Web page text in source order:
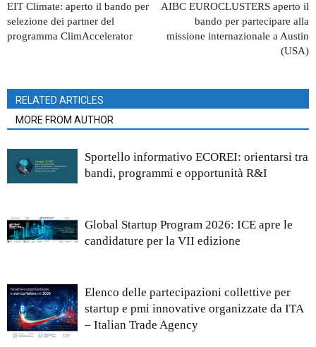
EIT Climate: aperto il bando per
selezione dei partner del
programma ClimAccelerator
AIBC EUROCLUSTERS aperto il
bando per partecipare alla
missione internazionale a Austin
(USA)
RELATED ARTICLES
MORE FROM AUTHOR
Sportello informativo ECOREI: orientarsi tra
bandi, programmi e opportunità R&I
Global Startup Program 2026: ICE apre le
candidature per la VII edizione
Elenco delle partecipazioni collettive per
startup e pmi innovative organizzate da ITA
– Italian Trade Agency